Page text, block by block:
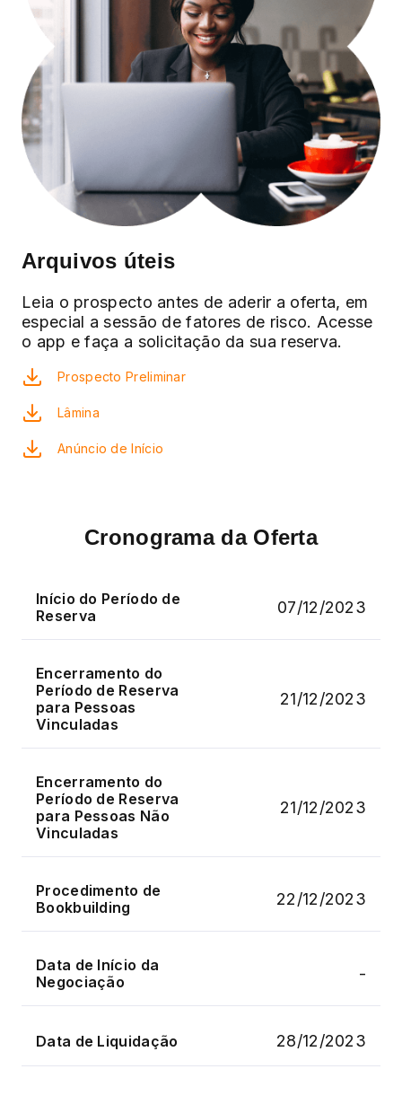
Arquivos úteis
Leia o prospecto antes de aderir a oferta, em
especial a sessão de fatores de risco. Acesse
o app e faça a solicitação da sua reserva.
Prospecto Preliminar
Lâmina
Anúncio de Início
Cronograma da Oferta
Início do Período de
Reserva
07/12/2023
Encerramento do
Período de Reserva
para Pessoas
Vinculadas
21/12/2023
Encerramento do
Período de Reserva
para Pessoas Não
Vinculadas
21/12/2023
Procedimento de
Bookbuilding
22/12/2023
Data de Início da
Negociação
-
Data de Liquidação 28/12/2023